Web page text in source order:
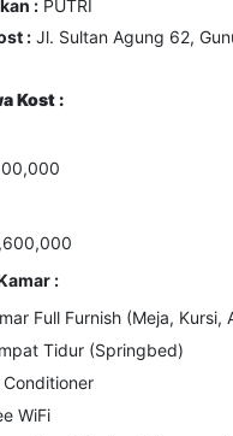
: PUTRI
: Jl. Sultan Agung 62,
Kost :
:
Full Furnish (Meja, Kursi,
Tidur (Springbed)
Conditioner
WiFi